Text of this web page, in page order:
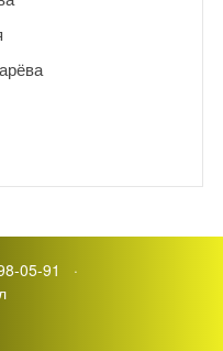
05-91 ·